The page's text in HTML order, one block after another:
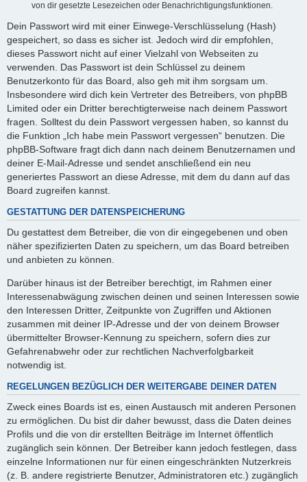
von dir gesetzte Lesezeichen oder Benachrichtigungsfunktionen.
Dein Passwort wird mit einer Einwege-Verschlüsselung (Hash)
gespeichert, so dass es sicher ist. Jedoch wird dir empfohlen,
dieses Passwort nicht auf einer Vielzahl von Webseiten zu
verwenden. Das Passwort ist dein Schlüssel zu deinem
Benutzerkonto für das Board, also geh mit ihm sorgsam um.
Insbesondere wird dich kein Vertreter des Betreibers, von phpBB
Limited oder ein Dritter berechtigterweise nach deinem Passwort
fragen. Solltest du dein Passwort vergessen haben, so kannst du
die Funktion „Ich habe mein Passwort vergessen“ benutzen. Die
phpBB-Software fragt dich dann nach deinem Benutzernamen und
deiner E-Mail-Adresse und sendet anschließend ein neu
generiertes Passwort an diese Adresse, mit dem du dann auf das
Board zugreifen kannst.
GESTATTUNG DER DATENSPEICHERUNG
Du gestattest dem Betreiber, die von dir eingegebenen und oben
näher spezifizierten Daten zu speichern, um das Board betreiben
und anbieten zu können.
Darüber hinaus ist der Betreiber berechtigt, im Rahmen einer
Interessenabwägung zwischen deinen und seinen Interessen sowie
den Interessen Dritter, Zeitpunkte von Zugriffen und Aktionen
zusammen mit deiner IP-Adresse und der von deinem Browser
übermittelter Browser-Kennung zu speichern, sofern dies zur
Gefahrenabwehr oder zur rechtlichen Nachverfolgbarkeit
notwendig ist.
REGELUNGEN BEZÜGLICH DER WEITERGABE DEINER DATEN
Zweck eines Boards ist es, einen Austausch mit anderen Personen
zu ermöglichen. Du bist dir daher bewusst, dass die Daten deines
Profils und die von dir erstellten Beiträge im Internet öffentlich
zugänglich sein können. Der Betreiber kann jedoch festlegen, dass
einzelne Informationen nur für einen eingeschränkten Nutzerkreis
(z. B. andere registrierte Benutzer, Administratoren etc.) zugänglich